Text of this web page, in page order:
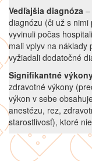
Vedľajšia diagnóza
diagnózu (či už s
vyvinuli počas
mali vplyv na náklady
vyžiadali dodatočné
Signifikantné
zdravotné výkony
výkon v sebe
anestézu, rez,
starostlivosť), ktoré